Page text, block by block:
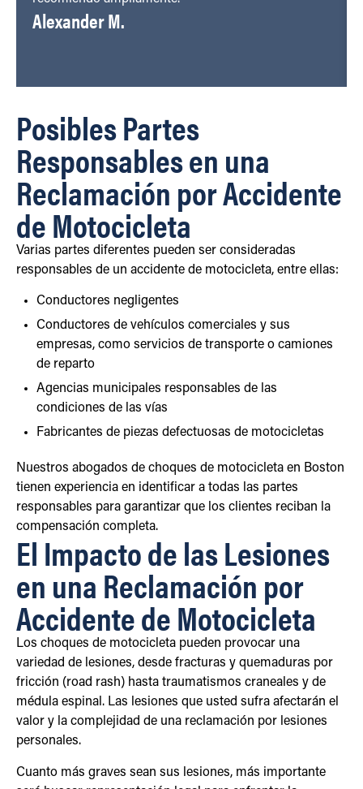
Alexander M.
Posibles Partes
Responsables en una
Reclamación por Accidente
de Motocicleta
Varias partes diferentes pueden ser consideradas
responsables de un accidente de motocicleta, entre ellas:
Conductores negligentes
Conductores de vehículos comerciales y sus
empresas, como servicios de transporte o camiones
de reparto
Agencias municipales responsables de las
condiciones de las vías
Fabricantes de piezas defectuosas de motocicletas
Nuestros abogados de choques de motocicleta en Boston
tienen experiencia en identificar a todas las partes
responsables para garantizar que los clientes reciban la
compensación completa.
El Impacto de las Lesiones
en una Reclamación por
Accidente de Motocicleta
Los choques de motocicleta pueden provocar una
variedad de lesiones, desde fracturas y quemaduras por
fricción (road rash) hasta traumatismos craneales y de
médula espinal. Las lesiones que usted sufra afectarán el
valor y la complejidad de una reclamación por lesiones
personales.
Cuanto más graves sean sus lesiones, más importante